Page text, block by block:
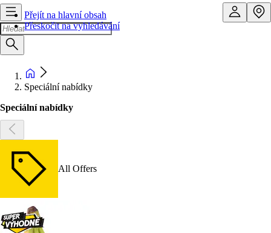
Přejít na hlavní obsah
Přeskočit na vyhledávání
Speciální nabídky
Speciální nabídky
All Offers